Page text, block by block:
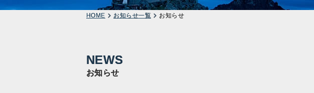
HOME お知らせ一覧 お知らせ
NEWS
お知らせ